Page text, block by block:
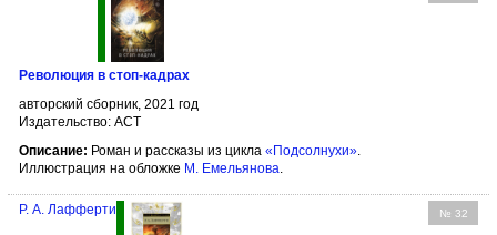
Революция в стоп-кадрах
авторский сборник, 2021 год
Издательство: АСТ
Описание: Роман и рассказы из цикла «Подсолнухи».
Иллюстрация на обложке М. Емельянова.
№ 32
Р. А. Лафферти